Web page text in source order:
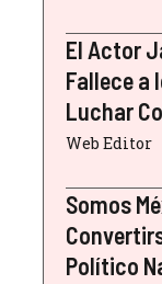
El Actor
Fallece a
Luchar
Web Editor
Somos
Político